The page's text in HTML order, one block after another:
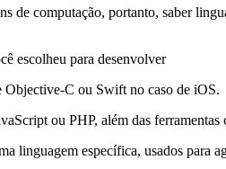
de computação, portanto, saber
escolheu para desenvolver
Objective-C ou Swift no caso de iOS.
ou PHP, além das
linguagem específica, usados para